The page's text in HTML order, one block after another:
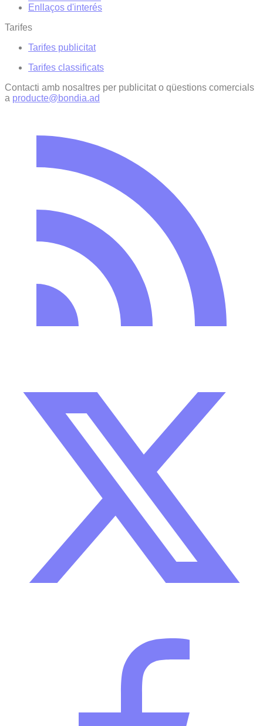
Enllaços d'interés
Tarifes
Tarifes publicitat
Tarifes classificats
Contacti amb nosaltres per publicitat o qüestions comercials
a producte@bondia.ad